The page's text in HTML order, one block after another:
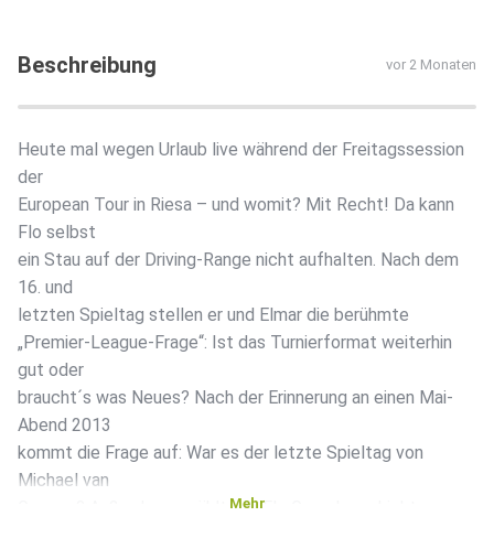
Beschreibung vor 2 Monaten
Heute mal wegen Urlaub live während der Freitagssession
der
European Tour in Riesa – und womit? Mit Recht! Da kann
Flo selbst
ein Stau auf der Driving-Range nicht aufhalten. Nach dem
16. und
letzten Spieltag stellen er und Elmar die berühmte
„Premier-League-Frage“: Ist das Turnierformat weiterhin
gut oder
braucht´s was Neues? Nach der Erinnerung an einen Mai-
Abend 2013
kommt die Frage auf: War es der letzte Spieltag von
Michael van
Gerwen? Außerdem erzählt uns Flo Gruselgeschichten von
Mehr